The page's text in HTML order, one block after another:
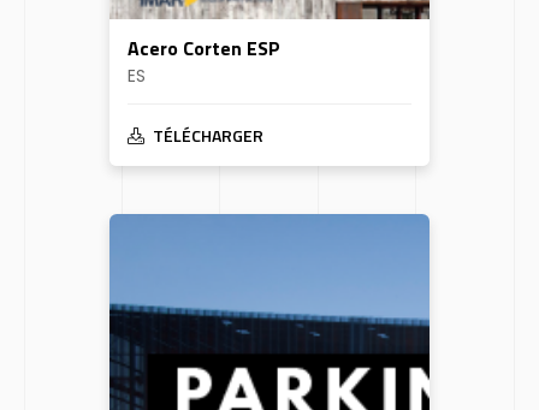
Acero Corten ESP
ES
TÉLÉCHARGER